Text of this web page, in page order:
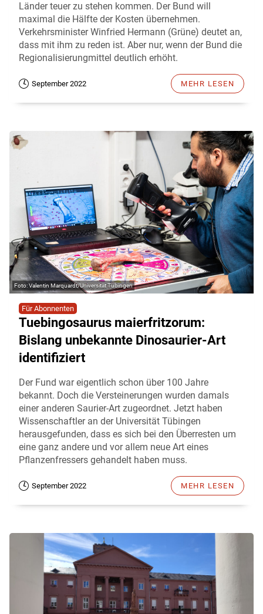
Länder teuer zu stehen kommen. Der Bund will
maximal die Hälfte der Kosten übernehmen.
Verkehrsminister Winfried Hermann (Grüne) deutet an,
dass mit ihm zu reden ist. Aber nur, wenn der Bund die
Regionalisierungmittel deutlich erhöht.
September 2022 MEHR LESEN
Valentin Marquardt/Universität Tübingen
Für Abonnenten
Tuebingosaurus maierfritzorum:
Bislang unbekannte Dinosaurier-Art
identifiziert
Der Fund war eigentlich schon über 100 Jahre
bekannt. Doch die Versteinerungen wurden damals
einer anderen Saurier-Art zugeordnet. Jetzt haben
Wissenschaftler an der Universität Tübingen
herausgefunden, dass es sich bei den Überresten um
eine ganz andere und vor allem neue Art eines
Pflanzenfressers gehandelt haben muss.
September 2022 MEHR LESEN